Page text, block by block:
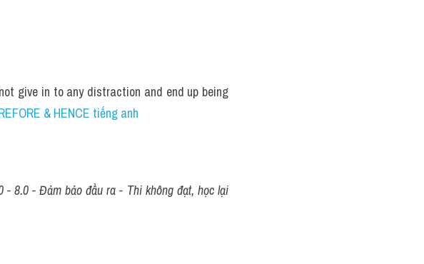
give in to any distraction and end up being
& HENCE tiếng anh
- 8.0 - Đảm bảo đầu ra - Thi không đạt, học lại